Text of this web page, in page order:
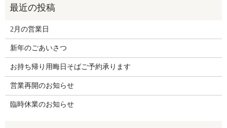
2月の営業日
新年のごあいさつ
お持ち帰り用晦日そばご予約承ります
営業再開のお知らせ
臨時休業のお知らせ